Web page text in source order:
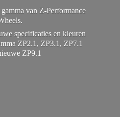
van Z-Performance
specificaties en kleuren
ZP2.1, ZP3.1, ZP7.1
ZP9.1